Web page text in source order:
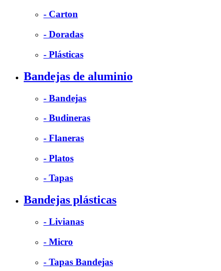
- Carton
- Doradas
- Plásticas
Bandejas de aluminio
- Bandejas
- Budineras
- Flaneras
- Platos
- Tapas
Bandejas plásticas
- Livianas
- Micro
- Tapas Bandejas